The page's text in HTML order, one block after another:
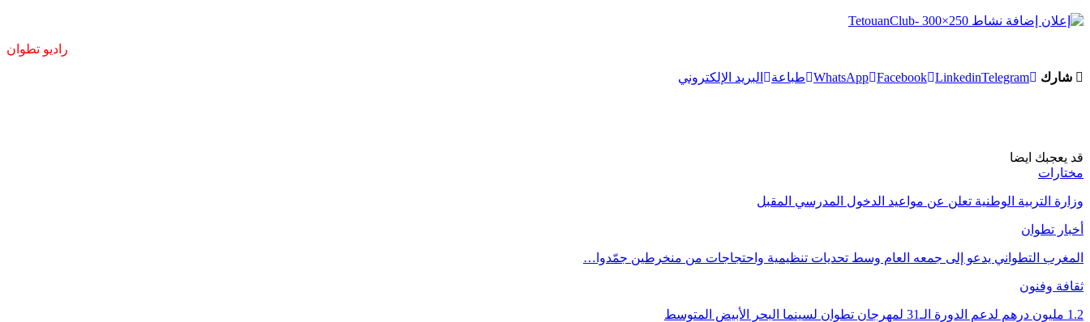
راديو تطوان
شارك WhatsApp Facebook LinkedinTelegram طباعة البريد الإلكتروني
قد يعجبك ايضا
مختارات
وزارة التربية الوطنية تعلن عن مواعيد الدخول المدرسي المقبل
أخبار تطوان
المغرب التطواني يدعو إلى جمعه العام وسط تحديات تنظيمية واحتجاجات من منخرطين جمّدوا…
ثقافة وفنون
1.2 مليون درهم لدعم الدورة الـ31 لمهرجان تطوان لسينما البحر الأبيض المتوسط